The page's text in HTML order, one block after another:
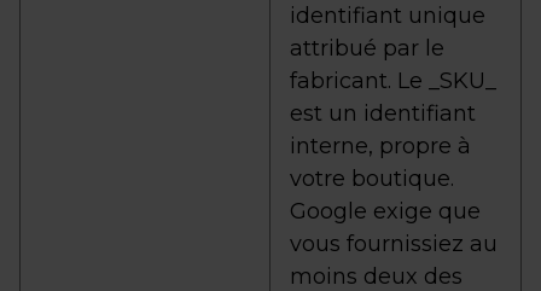
identifiant unique
attribué par le
fabricant. Le _SKU_
est un identifiant
interne, propre à
votre boutique.
Google exige que
vous fournissiez au
moins deux des